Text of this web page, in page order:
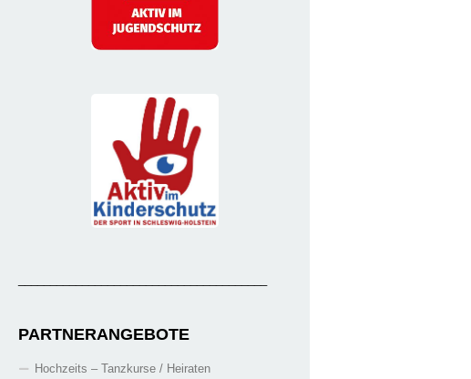
PARTNERANGEBOTE
Hochzeits – Tanzkurse / Heiraten